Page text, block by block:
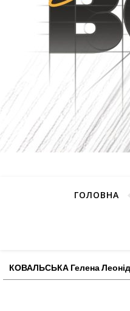
ГОЛОВНА
КОВАЛЬСЬКА Гелена